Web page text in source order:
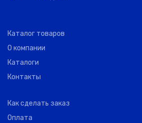
Каталог товаров
О компании
Каталоги
Контакты
Как сделать заказ
Оплата